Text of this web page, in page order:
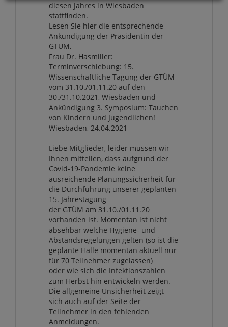
diesen Jahres in Wiesbaden
stattfinden.
Lesen Sie hier die entsprechende
Ankündigung der Präsidentin der
GTÜM,
Frau Dr. Hasmiller:
Terminverschiebung: 15.
Wissenschaftliche Tagung der GTÜM
vom 31.10./01.11.20 auf den
30./31.10.2021, Wiesbaden und
Ankündigung 3. Symposium: Tauchen
von Kindern und Jugendlichen!
Wiesbaden, 24.04.2021
Liebe Mitglieder, leider müssen wir
Ihnen mitteilen, dass aufgrund der
Covid-19-Pandemie keine
ausreichende Planungssicherheit für
die Durchführung unserer geplanten
15. Jahrestagung
der GTÜM am 31.10./01.11.20
vorhanden ist. Momentan ist nicht
absehbar welche Hygiene- und
Abstandsregelungen gelten (so ist die
geplante Halle momentan aktuell nur
für 70 Teilnehmer zugelassen)
oder wie sich die Infektionszahlen
zum Herbst hin entwickeln werden.
Die allgemeine Unsicherheit zeigt
sich auch auf der Seite der
Teilnehmer in den fehlenden
Anmeldungen.